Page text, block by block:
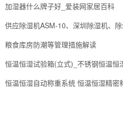
加湿器什么牌子好_爱装网家居百科
粮食库房防潮等管理措施解读
恒温恒湿试验箱(立式)_不锈钢恒温恒
恒温恒湿自动称重系统 恒温恒湿精密